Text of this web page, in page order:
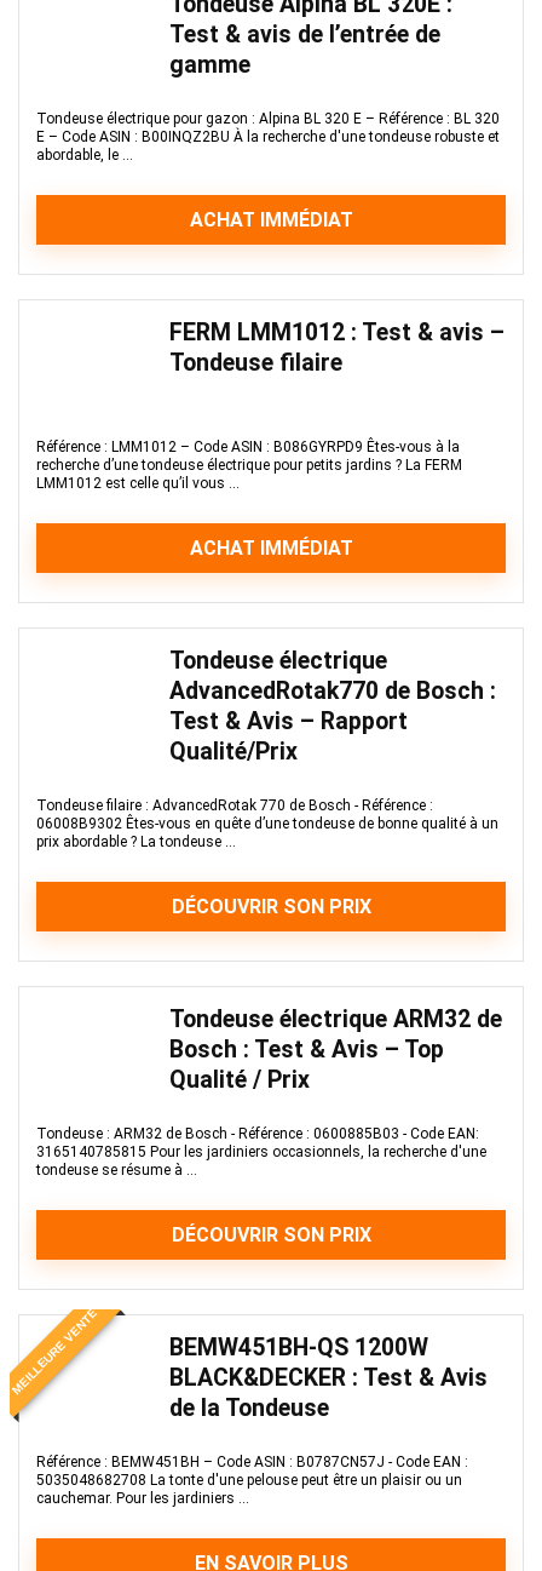
Test & avis de l’entrée de
gamme
Tondeuse électrique pour gazon : Alpina BL 320 E – Référence : BL 320
E – Code ASIN : B00INQZ2BU À la recherche d'une tondeuse robuste et
abordable, le ...
ACHAT IMMÉDIAT
FERM LMM1012 : Test & avis –
Tondeuse filaire
Référence : LMM1012 – Code ASIN : B086GYRPD9 Êtes-vous à la
recherche d’une tondeuse électrique pour petits jardins ? La FERM
LMM1012 est celle qu’il vous ...
ACHAT IMMÉDIAT
Tondeuse électrique
AdvancedRotak770 de Bosch :
Test & Avis – Rapport
Qualité/Prix
Tondeuse filaire : AdvancedRotak 770 de Bosch - Référence :
06008B9302 Êtes-vous en quête d’une tondeuse de bonne qualité à un
prix abordable ? La tondeuse ...
DÉCOUVRIR SON PRIX
Tondeuse électrique ARM32 de
Bosch : Test & Avis – Top
Qualité / Prix
Tondeuse : ARM32 de Bosch - Référence : 0600885B03 - Code EAN:
3165140785815 Pour les jardiniers occasionnels, la recherche d'une
tondeuse se résume à ...
DÉCOUVRIR SON PRIX
MEILLEURE VENTE
BEMW451BH-QS 1200W
BLACK&DECKER : Test & Avis
de la Tondeuse
Référence : BEMW451BH – Code ASIN : B0787CN57J - Code EAN :
5035048682708 La tonte d'une pelouse peut être un plaisir ou un
cauchemar. Pour les jardiniers ...
EN SAVOIR PLUS